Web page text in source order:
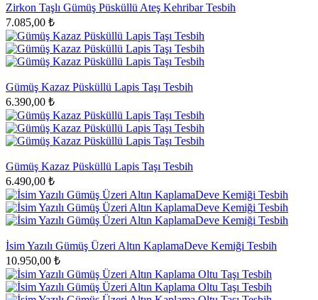
Zirkon Taşlı Gümüş Püsküllü Ateş Kehribar Tesbih
7.085,00 ₺
Gümüş Kazaz Püsküllü Lapis Taşı Tesbih
6.390,00 ₺
Gümüş Kazaz Püsküllü Lapis Taşı Tesbih
6.490,00 ₺
İsim Yazılı Gümüş Üzeri Altın KaplamaDeve Kemiği Tesbih
10.950,00 ₺